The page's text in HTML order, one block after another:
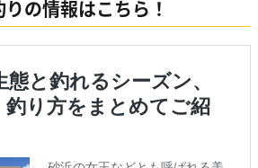
の情報はこちら！